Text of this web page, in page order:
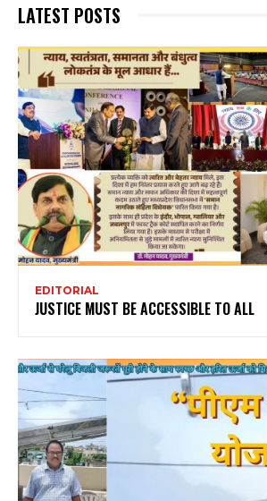
LATEST POSTS
EDITORIAL
JUSTICE MUST BE ACCESSIBLE TO ALL